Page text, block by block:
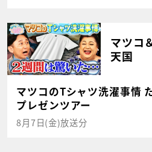
マツコ
天国
マツコのTシャツ洗濯事情
プレゼンツアー
8月7日(金)放送分